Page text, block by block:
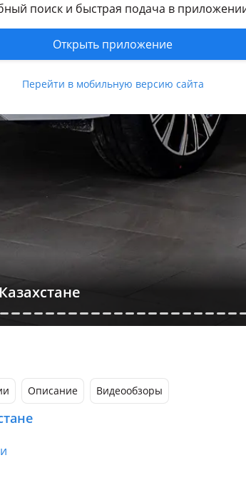
поиск и быстрая подача в
Открыть приложение
Перейти в мобильную версию сайта
Описание Видеообзоры